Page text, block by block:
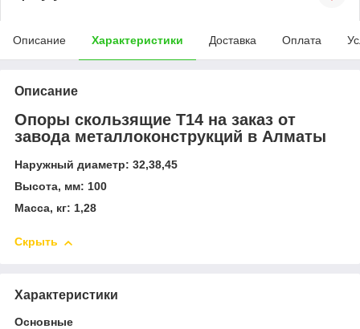
Описание Характеристики Доставка Оплата
Описание
Опоры скользящие Т14 на заказ от
завода металлоконструкций в Алматы
Наружный диаметр: 32,38,45
Высота, мм: 100
Масса, кг: 1,28
Скрыть
Характеристики
Основные